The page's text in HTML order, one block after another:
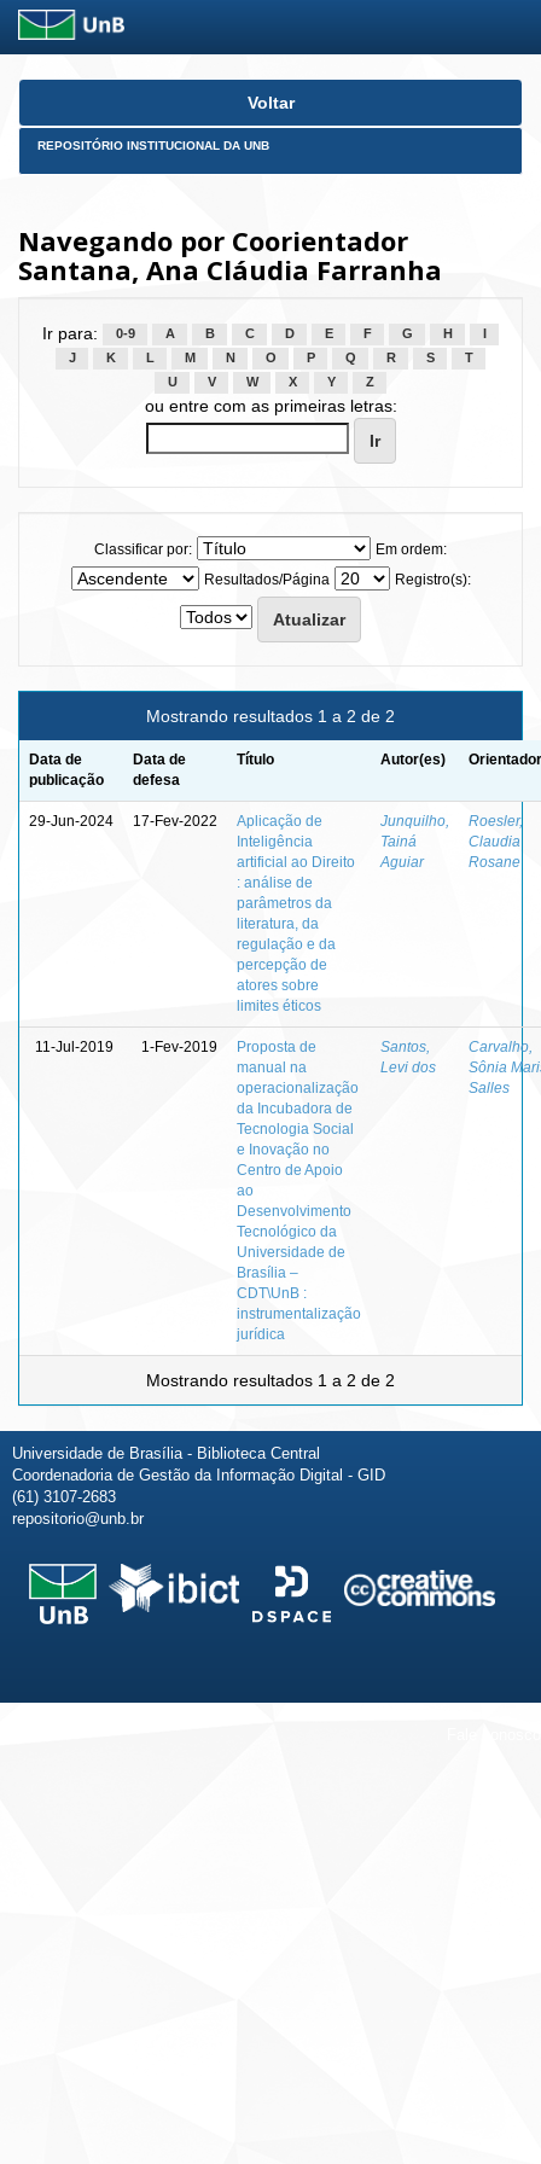
Skip
Voltar
REPOSITÓRIO INSTITUCIONAL DA UNB
Navegando por Coorientador
Santana, Ana Cláudia Farranha
Ir para: 0-9 A B C D E F G H
J
K L M N O P Q R S
T
U
V W X Y Z
ou entre com as primeiras letras:
Classificar por:
Em ordem:
Resultados/Página
Registro(s):
Mostrando resultados 1 a 2 de 2
Data de
publicação
Data de
defesa
Título Autor(es)
29-Jun-2024 17-Fev-2022
Aplicação de
Inteligência
artificial ao Direito
: análise de
parâmetros da
literatura, da
regulação e da
percepção de
atores sobre
limites éticos
Junquilho,
Tainá
Aguiar
Roesler,
Claudia
Rosane
11-Jul-2019 1-Fev-2019
Proposta de
manual na
operacionalização
da Incubadora de
Tecnologia Social
e Inovação no
Centro de Apoio
ao
Desenvolvimento
Tecnológico da
Universidade de
Brasília –
CDT\UnB :
instrumentalização
jurídica
Santos,
Levi dos
Carvalho,
Sônia
Salles
Mostrando resultados 1 a 2 de 2
Universidade de Brasília - Biblioteca Central
Coordenadoria de Gestão da Informação Digital - GID
(61) 3107-2683
repositorio@unb.br